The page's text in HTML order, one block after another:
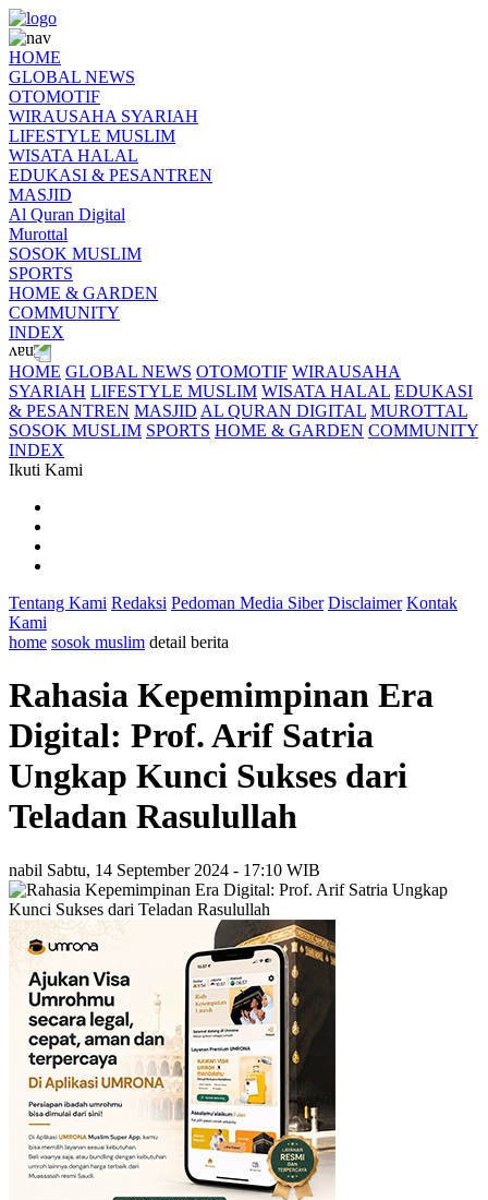
HOME
GLOBAL NEWS
OTOMOTIF
WIRAUSAHA SYARIAH
LIFESTYLE MUSLIM
WISATA HALAL
EDUKASI & PESANTREN
MASJID
Al Quran Digital
Murottal
SOSOK MUSLIM
SPORTS
HOME & GARDEN
COMMUNITY
INDEX
HOME GLOBAL NEWS OTOMOTIF WIRAUSAHA
SYARIAH LIFESTYLE MUSLIM WISATA HALAL EDUKASI
& PESANTREN MASJID AL QURAN DIGITAL MUROTTAL
SOSOK MUSLIM SPORTS HOME & GARDEN COMMUNITY
INDEX
Ikuti Kami
Tentang Kami Redaksi Pedoman Media Siber Disclaimer Kontak
Kami
home sosok muslim detail berita
Rahasia Kepemimpinan Era
Digital: Prof. Arif Satria
Ungkap Kunci Sukses dari
Teladan Rasulullah
nabil Sabtu, 14 September 2024 - 17:10 WIB